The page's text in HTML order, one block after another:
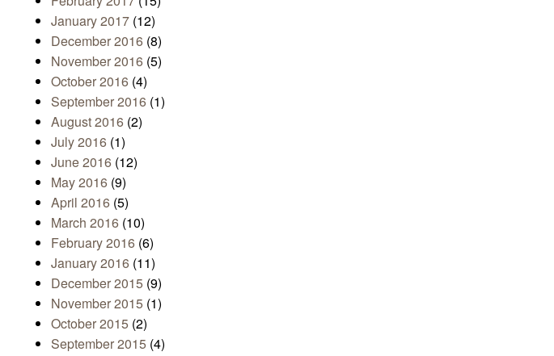
January 2017 (12)
December 2016 (8)
November 2016 (5)
October 2016 (4)
September 2016 (1)
August 2016 (2)
July 2016 (1)
June 2016 (12)
May 2016 (9)
April 2016 (5)
March 2016 (10)
February 2016 (6)
January 2016 (11)
December 2015 (9)
November 2015 (1)
October 2015 (2)
September 2015 (4)